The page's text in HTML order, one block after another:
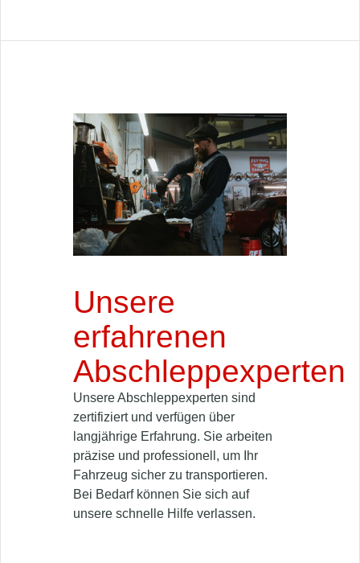
Unsere
erfahrenen
Abschleppexperten
Unsere Abschleppexperten sind
zertifiziert und verfügen über
langjährige Erfahrung. Sie arbeiten
präzise und professionell, um Ihr
Fahrzeug sicher zu transportieren.
Bei Bedarf können Sie sich auf
unsere schnelle Hilfe verlassen.